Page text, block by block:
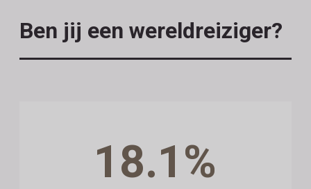
Ben jij een wereldreiziger?
18.1%